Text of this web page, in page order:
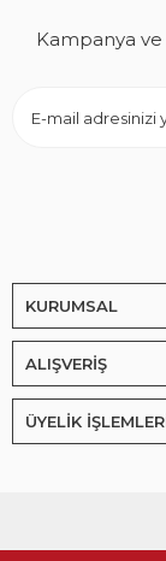
Kampanya
KURUMSAL
ALIŞVERİŞ
ÜYELİK